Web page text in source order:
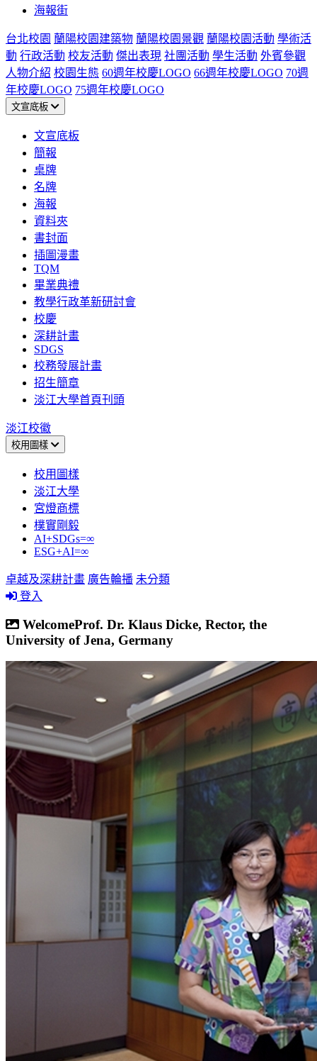
海報街
台北校園 蘭陽校園建築物 蘭陽校園景觀 蘭陽校園活動 學術活
動 行政活動 校友活動 傑出表現 社團活動 學生活動 外賓參觀
人物介紹 校園生態 60週年校慶LOGO 66週年校慶LOGO 70週
年校慶LOGO 75週年校慶LOGO
文宣底板
文宣底板
簡報
桌牌
名牌
海報
資料夾
書封面
插圖漫畫
TQM
畢業典禮
教學行政革新研討會
校慶
深耕計畫
SDGS
校務發展計畫
招生簡章
淡江大學首頁刊頭
淡江校徽
校用圖樣
校用圖樣
淡江大學
宮燈商標
樸實剛毅
AI+SDGs=∞
ESG+AI=∞
卓越及深耕計畫 廣告輪播 未分類
登入
WelcomeProf. Dr. Klaus Dicke, Rector, the
University of Jena, Germany